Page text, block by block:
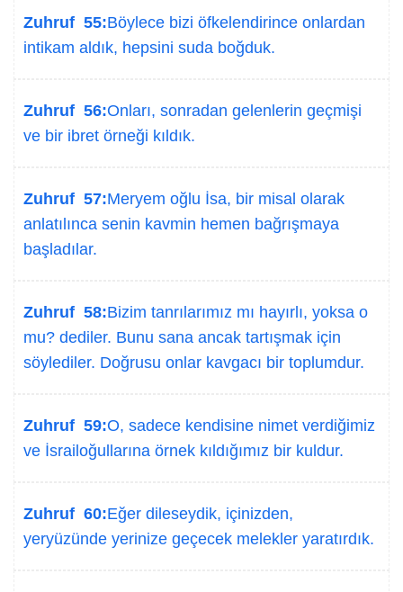
Zuhruf 55:Böylece bizi öfkelendirince onlardan
intikam aldık, hepsini suda boğduk.
Zuhruf 56:Onları, sonradan gelenlerin geçmişi
ve bir ibret örneği kıldık.
Zuhruf 57:Meryem oğlu İsa, bir misal olarak
anlatılınca senin kavmin hemen bağrışmaya
başladılar.
Zuhruf 58:Bizim tanrılarımız mı hayırlı, yoksa o
mu? dediler. Bunu sana ancak tartışmak için
söylediler. Doğrusu onlar kavgacı bir toplumdur.
Zuhruf 59:O, sadece kendisine nimet verdiğimiz
ve İsrailoğullarına örnek kıldığımız bir kuldur.
Zuhruf 60:Eğer dileseydik, içinizden,
yeryüzünde yerinize geçecek melekler yaratırdık.